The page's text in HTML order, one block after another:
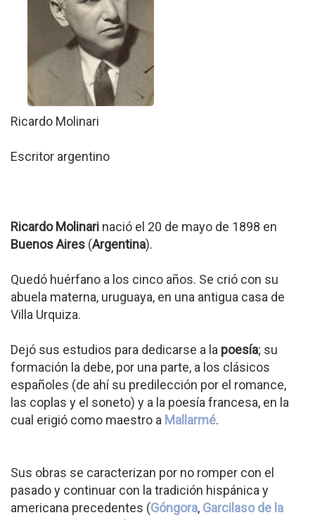
Ricardo Molinari
Escritor argentino
Ricardo Molinari nació el 20 de mayo de 1898 en
Buenos Aires (Argentina).
Quedó huérfano a los cinco años. Se crió con su
abuela materna, uruguaya, en una antigua casa de
Villa Urquiza.
Dejó sus estudios para dedicarse a la poesía; su
formación la debe, por una parte, a los clásicos
españoles (de ahí su predilección por el romance,
las coplas y el soneto) y a la poesía francesa, en la
cual erigió como maestro a Mallarmé.
Sus obras se caracterizan por no romper con el
pasado y continuar con la tradición hispánica y
americana precedentes (Góngora, Garcilaso de la